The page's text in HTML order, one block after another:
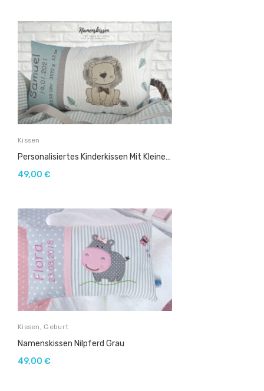
Kissen
Personalisiertes Kinderkissen Mit Kleinem Löwen In Grün-Beige .
49,00 €
Kissen , Geburt
Namenskissen Nilpferd Grau
49,00 €